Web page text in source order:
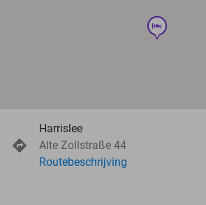
hotel
Harrislee
Alte Zollstraße 44
Routebeschrijving